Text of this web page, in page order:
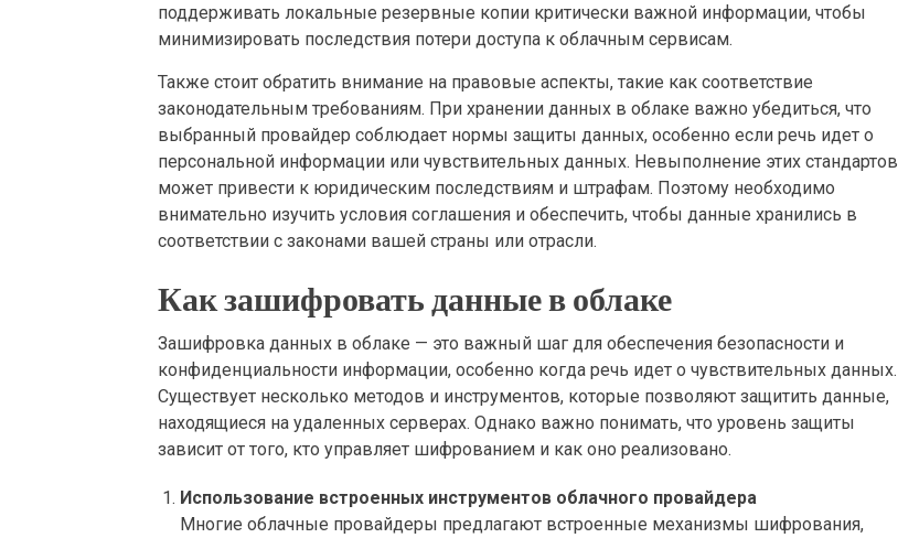
поддерживать локальные резервные копии критически важной информации, чтобы
минимизировать последствия потери доступа к облачным сервисам.
Также стоит обратить внимание на правовые аспекты, такие как соответствие
законодательным требованиям. При хранении данных в облаке важно убедиться, что
выбранный провайдер соблюдает нормы защиты данных, особенно если речь идет о
персональной информации или чувствительных данных. Невыполнение этих стандартов
может привести к юридическим последствиям и штрафам. Поэтому необходимо
внимательно изучить условия соглашения и обеспечить, чтобы данные хранились в
соответствии с законами вашей страны или отрасли.
Как зашифровать данные в облаке
Зашифровка данных в облаке — это важный шаг для обеспечения безопасности и
конфиденциальности информации, особенно когда речь идет о чувствительных данных.
Существует несколько методов и инструментов, которые позволяют защитить данные,
находящиеся на удаленных серверах. Однако важно понимать, что уровень защиты
зависит от того, кто управляет шифрованием и как оно реализовано.
Использование встроенных инструментов облачного провайдера
Многие облачные провайдеры предлагают встроенные механизмы шифрования,